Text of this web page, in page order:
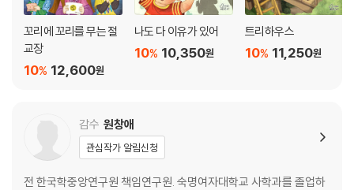
꼬리에 꼬리를 무는 절
교장
12,600원
10%
나도 다 이유가 있어
10,350원
10%
트리하우스
11,250원
10%
감수 원창애
관심작가 알림신청
전 한국학중앙연구원 책임연구원. 숙명여자대학교 사학과를 졸업하